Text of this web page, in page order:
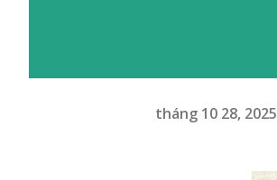
tháng 10 28, 2025